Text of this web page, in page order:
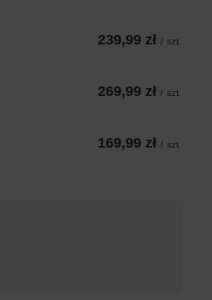
239,99 zł / szt.
269,99 zł / szt.
169,99 zł / szt.